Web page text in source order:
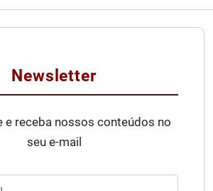
Newsletter
e receba nossos conteúdos no
seu e-mail